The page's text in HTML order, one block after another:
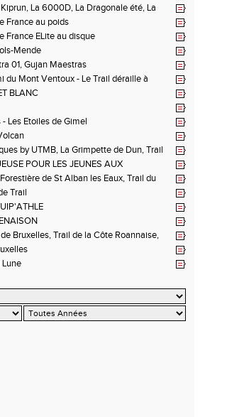
La 6000D, La Dragonale été, La
France au poids
France ELite au disque
Mende
01, Gujan Maestras
du Mont Ventoux - Le Trail déraille à
Monteynard - Triathlon de Vichy - Trail
BLANC
Les Etoiles de Gimel
by UTMB, La Grimpette de Dun, Trail
POUR LES JEUNES AUX
A ANDREZIEUX
de St Alban les Eaux, Trail du
Pays Roannais FSGT
Trail
Bruxelles, Trail de la Côte Roannaise,